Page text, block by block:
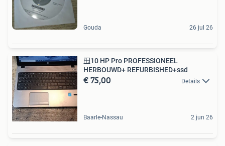
Gouda 26 jul 26
🪟10 HP Pro PROFESSIONEEL
HERBOUWD+ REFURBISHED+ssd
€ 75,00 Details
Baarle-Nassau 2 jun 26